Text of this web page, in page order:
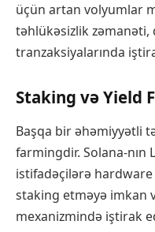
üçün artan volyumlar
təhlükəsizlik zəmanəti,
tranzaksiyalarında
Staking və Yield
Başqa bir əhəmiyyətli
farmingdir. Solana-nın
istifadəçilərə
staking etməyə imkan
mexanizmində iştirak